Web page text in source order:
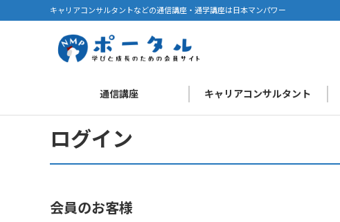
キャリアコンサルタントなどの通信講座・通学講座は日本マンパワー
通信講座 キャリアコンサルタント
ログイン
会員のお客様